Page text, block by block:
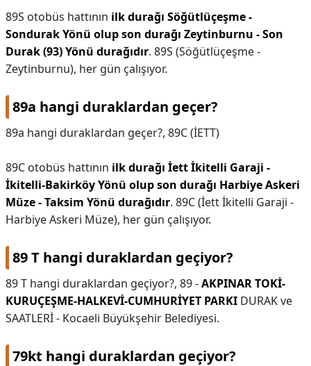
89S otobüs hattının ilk durağı Söğütlüçeşme -
Sondurak Yönü olup son durağı Zeytinburnu - Son
Durak (93) Yönü durağıdır. 89S (Söğütlüçeşme -
Zeytinburnu), her gün çalışıyor.
89a hangi duraklardan geçer?
89a hangi duraklardan geçer?, 89C (İETT)
89C otobüs hattının ilk durağı İett İkitelli Garaji -
İkitelli-Bakirköy Yönü olup son durağı Harbiye Askeri
Müze - Taksim Yönü durağıdır. 89C (İett İkitelli Garaji -
Harbiye Askeri Müze), her gün çalışıyor.
89 T hangi duraklardan geçiyor?
89 T hangi duraklardan geçiyor?, 89 -AKPINAR TOKİ-
KURUÇEŞME-HALKEVİ-CUMHURİYET PARKI DURAK ve
SAATLERİ - Kocaeli Büyükşehir Belediyesi.
79kt hangi duraklardan geçiyor?